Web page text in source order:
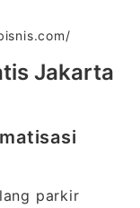
Jakarta
parkir